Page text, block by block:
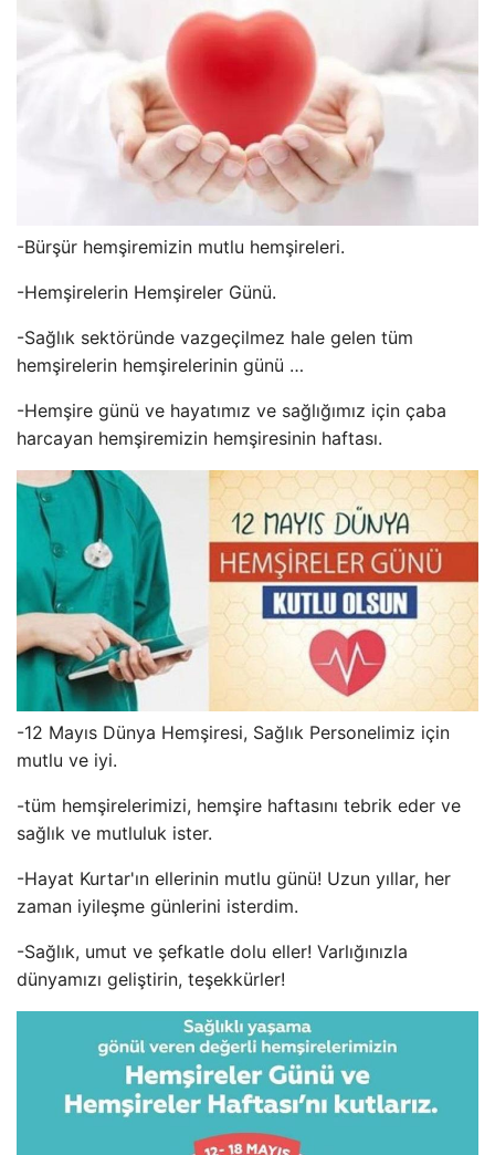
-Bürşür hemşiremizin mutlu hemşireleri.
-Hemşirelerin Hemşireler Günü.
-Sağlık sektöründe vazgeçilmez hale gelen tüm
hemşirelerin hemşirelerinin günü …
-Hemşire günü ve hayatımız ve sağlığımız için çaba
harcayan hemşiremizin hemşiresinin haftası.
-12 Mayıs Dünya Hemşiresi, Sağlık Personelimiz için
mutlu ve iyi.
-tüm hemşirelerimizi, hemşire haftasını tebrik eder ve
sağlık ve mutluluk ister.
-Hayat Kurtar'ın ellerinin mutlu günü! Uzun yıllar, her
zaman iyileşme günlerini isterdim.
-Sağlık, umut ve şefkatle dolu eller! Varlığınızla
dünyamızı geliştirin, teşekkürler!